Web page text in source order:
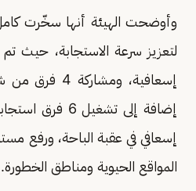
وأوضحت الهيئة أنها سخّرت كامل
إسعافية،
إضافة إلى
إسعافي في عقبة الباحة، ورفع
المواقع الحيوية ومناطق الخطورة.